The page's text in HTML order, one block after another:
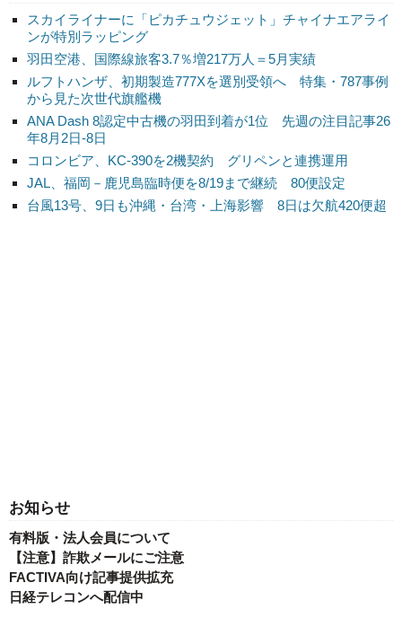
スカイライナーに「ピカチュウジェット」チャイナエアライ
ンが特別ラッピング
羽田空港、国際線旅客3.7％増217万人＝5月実績
ルフトハンザ、初期製造777Xを選別受領へ 特集・787事例
から見た次世代旗艦機
ANA Dash 8認定中古機の羽田到着が1位 先週の注目記事26
年8月2日-8日
コロンビア、KC-390を2機契約 グリペンと連携運用
JAL、福岡－鹿児島臨時便を8/19まで継続 80便設定
台風13号、9日も沖縄・台湾・上海影響 8日は欠航420便超
お知らせ
有料版・法人会員について
【注意】詐欺メールにご注意
FACTIVA向け記事提供拡充
日経テレコンへ配信中